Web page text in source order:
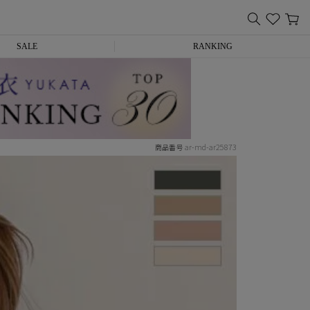
SALE RANKING
商品番号 ar-md-ar25873